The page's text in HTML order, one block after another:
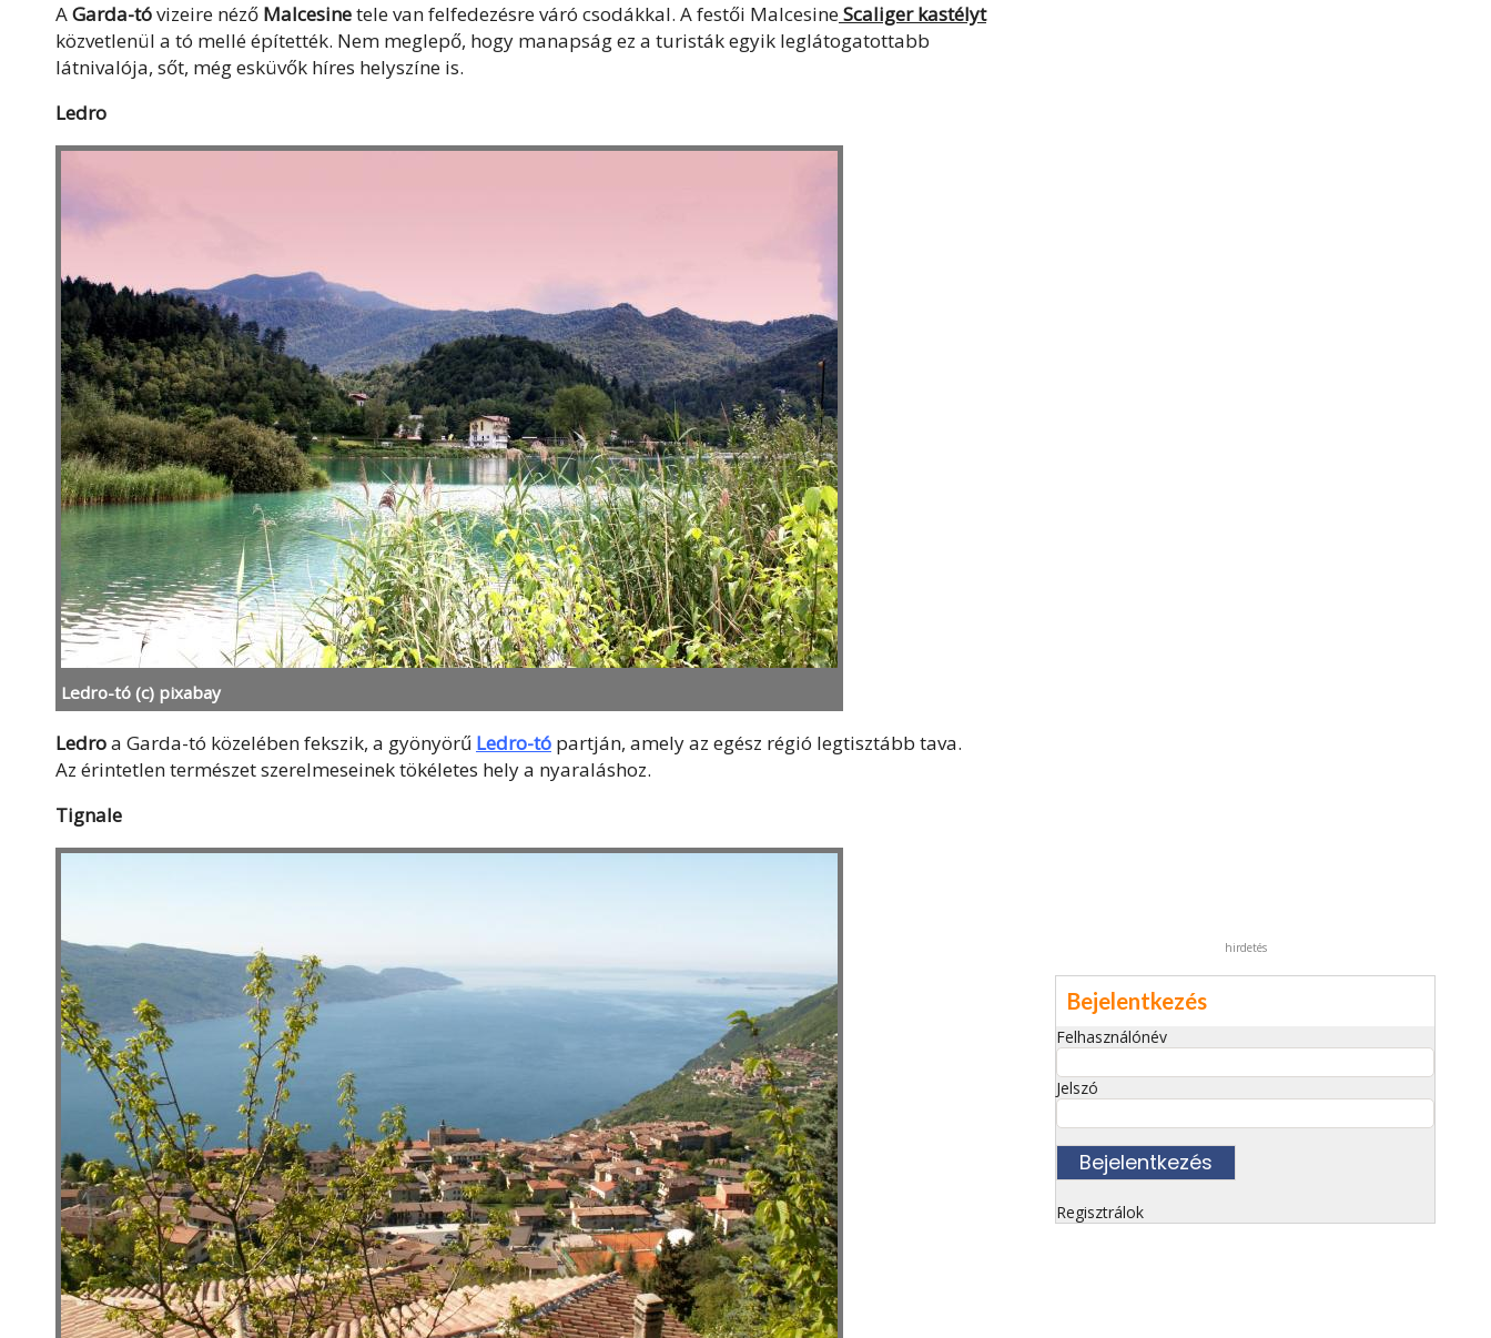
AGarda-tóvizeire néző Malcesinetele van felfedezésre váró csodákkal. A festői MalcesineScaliger kastélyt
közvetlenül a tó mellé építették. Nem meglepő, hogy manapság ez a turisták egyik leglátogatottabb
látnivalója, sőt, még esküvők híres helyszíne is.
Ledro
Ledro-tó (c) pixabay
Ledroa Garda-tó közelében fekszik, a gyönyörű Ledro-tó partján, amely az egész régió legtisztább tava.
Az érintetlen természet szerelmeseinek tökéletes hely a nyaraláshoz.
Tignale
hirdetés
Bejelentkezés
Felhasználónév
Jelszó
Regisztrálok